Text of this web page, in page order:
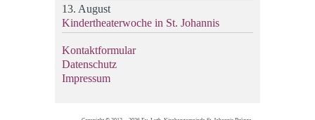
13. August
Kindertheaterwoche in St. Johannis
Kontaktformular
Datenschutz
Impressum